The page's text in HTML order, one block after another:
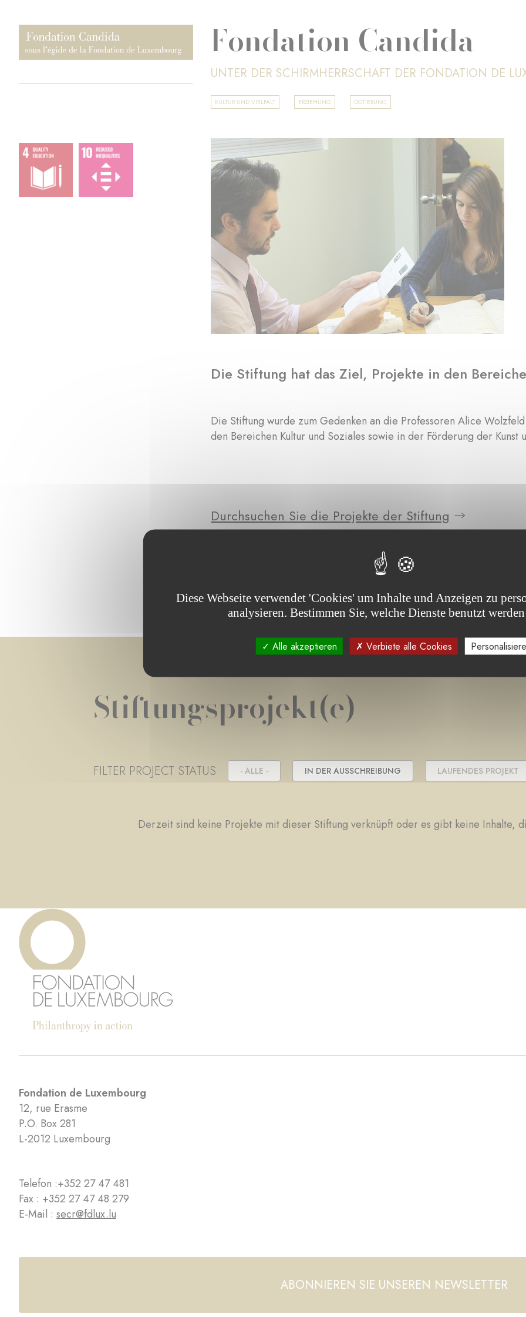
Fondation Candida
UNTER DER SCHIRMHERRSCHAFT DER FONDATION DE
KULTUR UND VIELFALT ERZIEHUNG DOTIERUNG
Die Stiftung hat das Ziel, Projekte in den
Die Stiftung wurde zum Gedenken an die Professoren Alice
den Bereichen Kultur und Soziales sowie in der Förderung der Kunst
Durchsuchen Sie die Projekte der Stiftung
Stiftungsprojekt(e)
FILTER PROJECT STATUS - ALLE - IN DER AUSSCHREIBUNG LAUFENDES PROJEKT
Derzeit sind keine Projekte mit dieser Stiftung verknüpft oder es gibt keine Inhalte,
Fondation de Luxembourg
12, rue Erasme
P.O. Box 281
L-2012 Luxembourg
Telefon :+352 27 47 481
Fax : +352 27 47 48 279
E-Mail : secr@fdlux.lu
ABONNIEREN SIE UNSEREN NEWSLETTER
Diese Webseite verwendet 'Cookies' um Inhalte und Anzeigen zu
analysieren. Bestimmen Sie, welche Dienste benutzt
Alle akzeptieren Verbiete alle Cookies